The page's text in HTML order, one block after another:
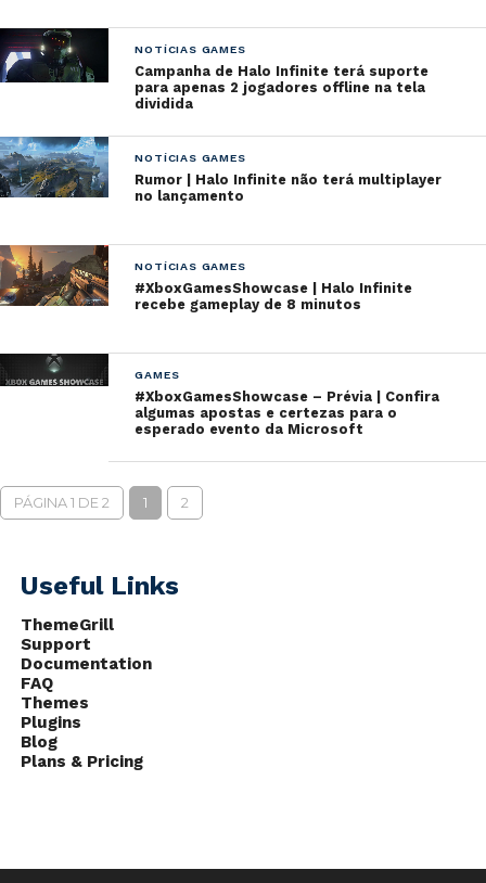
NOTÍCIAS GAMES
Campanha de Halo Infinite terá suporte
para apenas 2 jogadores offline na tela
dividida
NOTÍCIAS GAMES
Rumor | Halo Infinite não terá multiplayer
no lançamento
NOTÍCIAS GAMES
#XboxGamesShowcase | Halo Infinite
recebe gameplay de 8 minutos
GAMES
#XboxGamesShowcase – Prévia | Confira
algumas apostas e certezas para o
esperado evento da Microsoft
PÁGINA 1 DE 2 1 2
Useful Links
ThemeGrill
Support
Documentation
FAQ
Themes
Plugins
Blog
Plans & Pricing